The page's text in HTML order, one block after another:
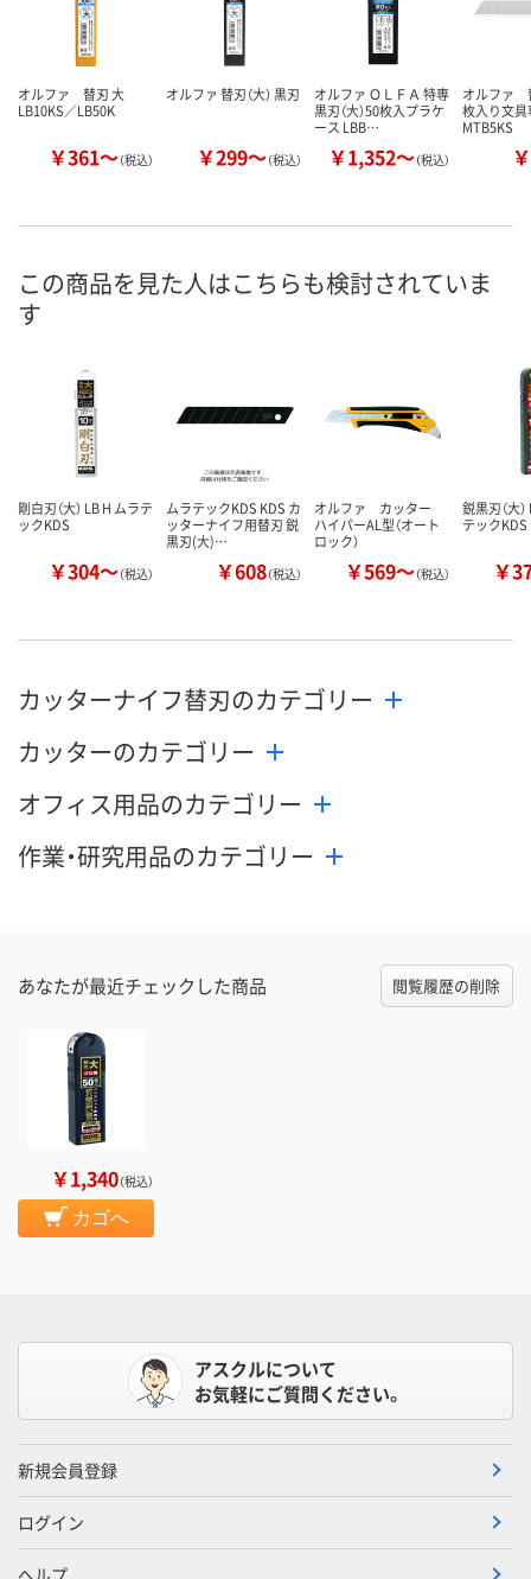
オルファ 替刃 大
LB10KS／LB50K
￥361～（税込）
オルファ 替刃（大） 黒刃
￥299～（税込）
オルファ ＯＬＦＡ 特専
黒刃（大）50枚入プラケ
ース LBB…
￥1,352～（税込）
オルファ
枚入り文
MTB5KS
この商品を見た人はこちらも検討されていま
す
剛白刃（大） LB H ムラテ
ックKDS
￥304～（税込）
ムラテックKDS KDS カ
ッターナイフ用替刃 鋭
黒刃(大)…
￥608（税込）
オルファ カッター
ハイパーAL型（オート
ロック）
￥569～（税込）
鋭黒刃（大
テックKDS
￥
カッターナイフ替刃のカテゴリー
カッターのカテゴリー
オフィス用品のカテゴリー
作業・研究用品のカテゴリー
あなたが最近チェックした商品 閲覧履歴の削除
￥1,340（税込）
カゴへ
アスクルについて
お気軽にご質問ください。
新規会員登録
ログイン
ヘルプ